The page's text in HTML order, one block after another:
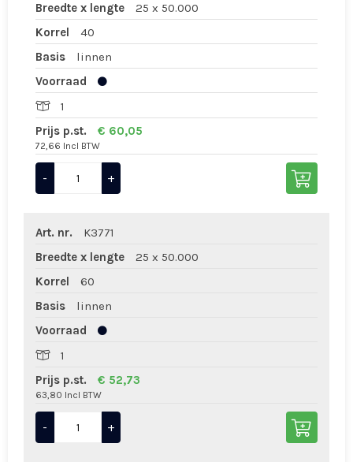
Breedte x lengte
25 x 50.000
Korrel
40
Basis
linnen
Voorraad
1
Prijs p.st.
€ 60,05
72,66 Incl BTW
- +
Art. nr.
K3771
Breedte x lengte
25 x 50.000
Korrel
60
Basis
linnen
Voorraad
1
Prijs p.st.
€ 52,73
63,80 Incl BTW
- +